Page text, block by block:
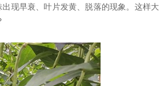
现早衰、叶片发黄、脱落的现象。这样大